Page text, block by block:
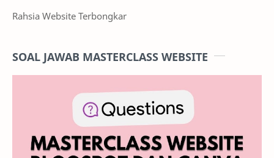
Rahsia Website Terbongkar
SOAL JAWAB MASTERCLASS WEBSITE